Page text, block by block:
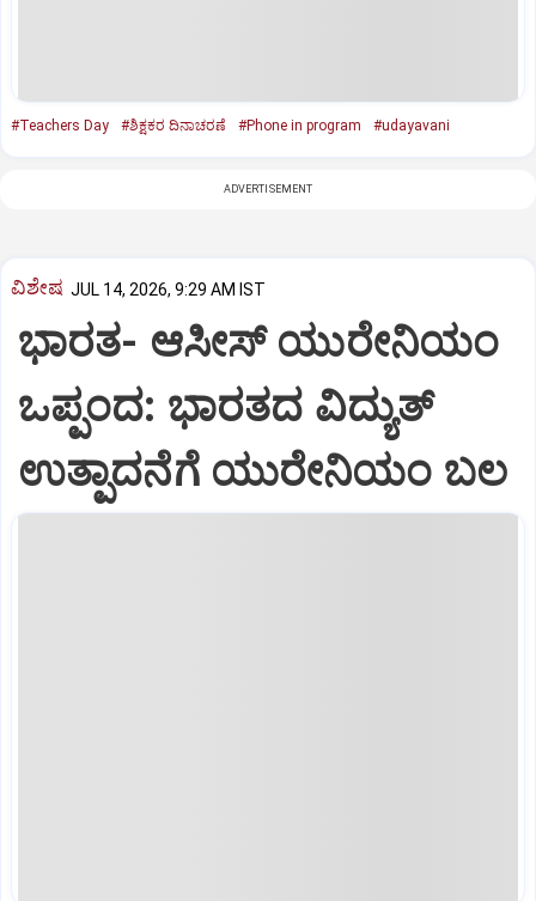
#Teachers Day #ಶಿಕ್ಷಕರ ದಿನಾಚರಣೆ #Phone in program #udayavani
ADVERTISEMENT
ವಿಶೇಷ JUL 14, 2026, 9:29 AM IST
ಭಾರತ- ಆಸೀಸ್‌ ಯುರೇನಿಯಂ
ಒಪ್ಪಂದ: ಭಾರತದ ವಿದ್ಯುತ್‌
ಉತ್ಪಾದನೆಗೆ ಯುರೇನಿಯಂ ಬಲ